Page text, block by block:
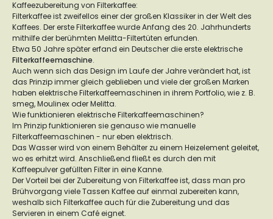
Kaffeezubereitung von Filterkaffee:
Filterkaffee ist zweifellos einer der großen Klassiker in der Welt des
Kaffees. Der erste Filterkaffee wurde Anfang des 20. Jahrhunderts
mithilfe der berühmten Melitta-Filtertüten erfunden.
Etwa 50 Jahre später erfand ein Deutscher die erste elektrische
Filterkaffeemaschine.
Auch wenn sich das Design im Laufe der Jahre verändert hat, ist
das Prinzip immer gleich geblieben und viele der großen Marken
haben elektrische Filterkaffeemaschinen in ihrem Portfolio, wie z. B.
smeg, Moulinex oder Melitta.
Wie funktionieren elektrische Filterkaffeemaschinen?
Im Prinzip funktionieren sie genauso wie manuelle
Filterkaffeemaschinen - nur eben elektrisch.
Das Wasser wird von einem Behälter zu einem Heizelement geleitet,
wo es erhitzt wird. Anschließend fließt es durch den mit
Kaffeepulver gefüllten Filter in eine Kanne.
Der Vorteil bei der Zubereitung von Filterkaffee ist, dass man pro
Brühvorgang viele Tassen Kaffee auf einmal zubereiten kann,
weshalb sich Filterkaffee auch für die Zubereitung und das
Servieren in einem Café eignet.